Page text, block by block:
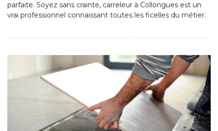
parfaite. Soyez sans crainte, carreleur à Collongues est un
vrai professionnel connaissant toutes les ficelles du métier.